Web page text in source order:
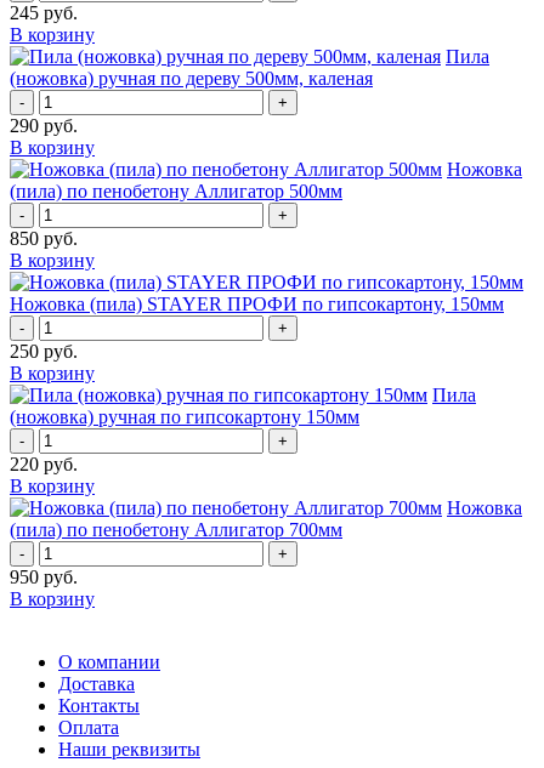
245 руб.
В корзину
Пила
(ножовка) ручная по дереву 500мм, каленая
- +
290 руб.
В корзину
Ножовка
(пила) по пенобетону Аллигатор 500мм
- +
850 руб.
В корзину
Ножовка (пила) STAYER ПРОФИ по гипсокартону, 150мм
- +
250 руб.
В корзину
Пила
(ножовка) ручная по гипсокартону 150мм
- +
220 руб.
В корзину
Ножовка
(пила) по пенобетону Аллигатор 700мм
- +
950 руб.
В корзину
О компании
Доставка
Контакты
Оплата
Наши реквизиты